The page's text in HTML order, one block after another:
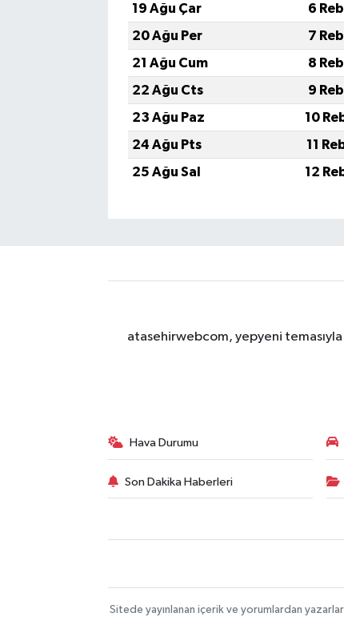
19 Ağu Çar
6
20 Ağu Per
7
21 Ağu Cum
8
22 Ağu Cts
9
23 Ağu Paz
10
24 Ağu Pts
11
25 Ağu Sal
12
atasehirwebcom, yepyeni
Hava Durumu
Son Dakika Haberleri
Sitede yayınlanan içerik ve yorumlardan